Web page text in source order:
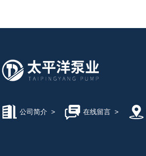
公司简介 > 在线留言>